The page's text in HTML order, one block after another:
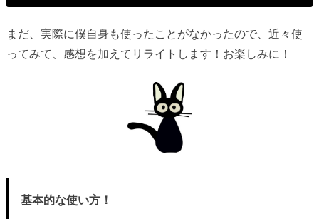
まだ、実際に僕自身も使ったことがなかったので、近々使
ってみて、感想を加えてリライトします！お楽しみに！
基本的な使い方！